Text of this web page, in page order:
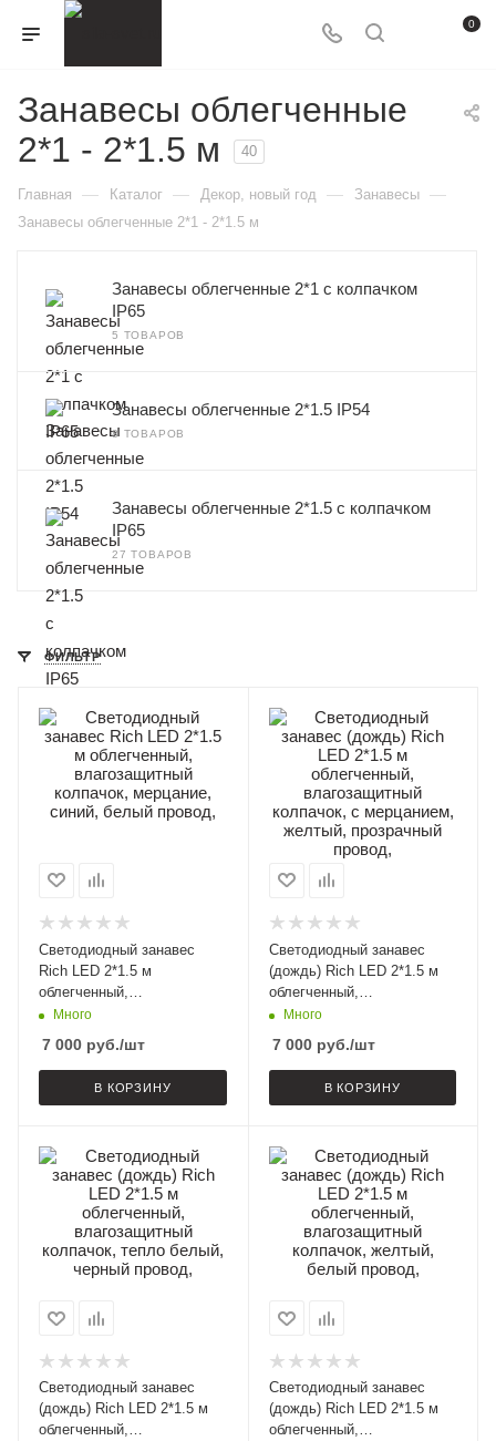
0
Занавесы облегченные
2*1 - 2*1.5 м
40
Главная — Каталог — Декор, новый год — Занавесы —
Занавесы облегченные 2*1 - 2*1.5 м
Занавесы облегченные 2*1 с колпачком
IP65
5 ТОВАРОВ
Занавесы облегченные 2*1.5 IP54
8 ТОВАРОВ
Занавесы облегченные 2*1.5 с колпачком
IP65
27 ТОВАРОВ
ФИЛЬТР
Светодиодный занавес
Rich LED 2*1.5 м
облегченный,
влагозащитный колпачок,
провод,
Много
7 000 руб./шт
В КОРЗИНУ
Светодиодный занавес
(дождь) Rich LED 2*1.5 м
облегченный,
влагозащитный колпачок, с
прозрачный провод,
Много
7 000руб./шт
В КОРЗИНУ
Светодиодный занавес
(дождь) Rich LED 2*1.5 м
облегченный,
Светодиодный занавес
(дождь) Rich LED 2*1.5 м
облегченный,